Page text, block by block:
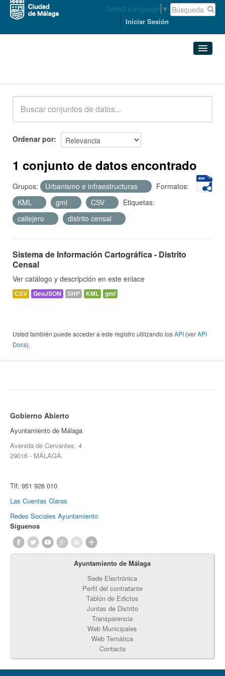
Select Language ▼
Iniciar Sesión
Acerca de
Ordenar por
1 conjunto de datos encontrado
Grupos: Urbanismo e infraestructuras
Formatos:
KML
gml CSV
Etiquetas:
callejero
distrito censal
Sistema de Información Cartográfica - Distrito
Censal
Ver catálogo y descripción en este enlace
CSV GeoJSON SHP KML gml
Usted también puede acceder a este registro utilizando losAPI (verAPI
Docs).
Gobierno Abierto
Ayuntamiento de Málaga
Avenida de Cervantes, 4
29016 - MÁLAGA.
Tlf: 951 926 010
Las Cuentas Claras
Redes Sociales Ayuntamiento
Síguenos
Ayuntamiento de Málaga
Sede Electrónica
Perfil del contratante
Tablón de Edictos
Juntas de Distrito
Transparencia
Web Municipales
Web Temática
Contacta